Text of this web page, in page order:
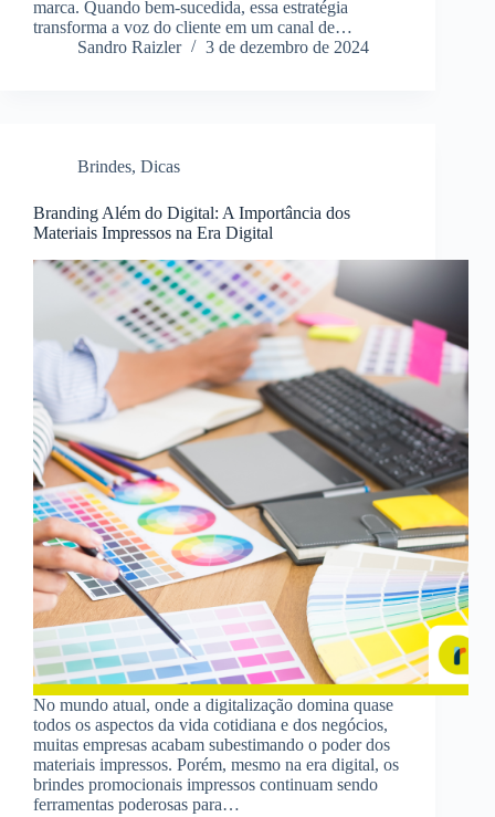
marca. Quando bem-sucedida, essa estratégia
transforma a voz do cliente em um canal de…
Sandro Raizler
3 de dezembro de 2024
Brindes, Dicas
Branding Além do Digital: A Importância dos
Materiais Impressos na Era Digital
No mundo atual, onde a digitalização domina quase
todos os aspectos da vida cotidiana e dos negócios,
muitas empresas acabam subestimando o poder dos
materiais impressos. Porém, mesmo na era digital, os
brindes promocionais impressos continuam sendo
ferramentas poderosas para…